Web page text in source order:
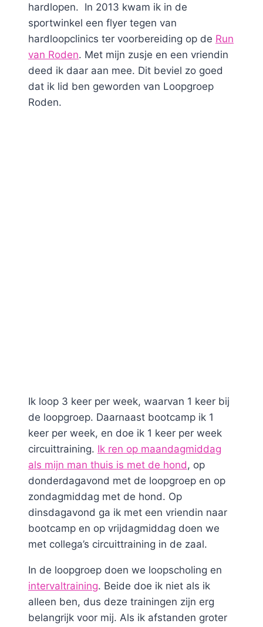
hardlopen. In 2013 kwam ik in de
sportwinkel een flyer tegen van
hardloopclinics ter voorbereiding op de Run
van Roden. Met mijn zusje en een vriendin
deed ik daar aan mee. Dit beviel zo goed
dat ik lid ben geworden van Loopgroep
Roden.
Ik loop 3 keer per week, waarvan 1 keer bij
de loopgroep. Daarnaast bootcamp ik 1
keer per week, en doe ik 1 keer per week
circuittraining. Ik ren op maandagmiddag
als mijn man thuis is met de hond, op
donderdagavond met de loopgroep en op
zondagmiddag met de hond. Op
dinsdagavond ga ik met een vriendin naar
bootcamp en op vrijdagmiddag doen we
met collega’s circuittraining in de zaal.
In de loopgroep doen we loopscholing en
intervaltraining. Beide doe ik niet als ik
alleen ben, dus deze trainingen zijn erg
belangrijk voor mij. Als ik afstanden groter